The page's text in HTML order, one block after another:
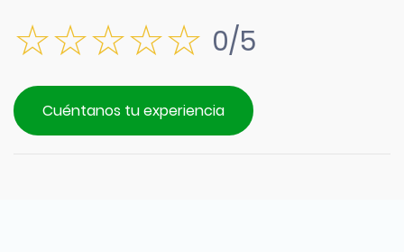
0/5
Cuéntanos tu experiencia